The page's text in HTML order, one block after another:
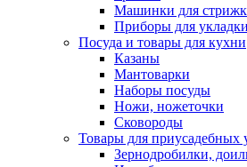
Машинки для
Приборы для
Посуда и товары для кухни
Казаны
Мантоварки
Наборы посуды
Ножи, ножеточки
Сковороды
Товары для приусадебных
Зернодробилки,